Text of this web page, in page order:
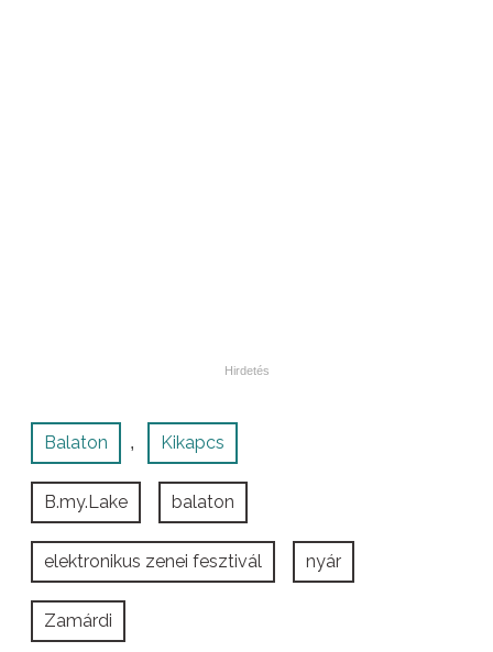
Balaton , Kikapcs
B.my.Lake balaton
elektronikus zenei fesztivál nyár
Zamárdi